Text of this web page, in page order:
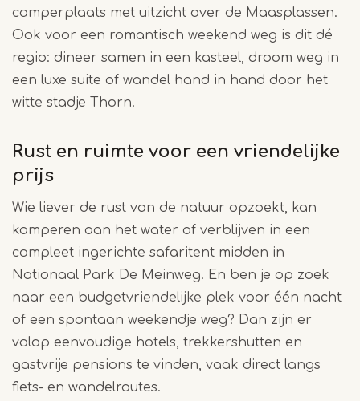
camperplaats met uitzicht over de Maasplassen.
Ook voor een romantisch weekend weg is dit dé
regio: dineer samen in een kasteel, droom weg in
een luxe suite of wandel hand in hand door het
witte stadje Thorn.
Rust en ruimte voor een vriendelijke
prijs
Wie liever de rust van de natuur opzoekt, kan
kamperen aan het water of verblijven in een
compleet ingerichte safaritent midden in
Nationaal Park De Meinweg. En ben je op zoek
naar een budgetvriendelijke plek voor één nacht
of een spontaan weekendje weg? Dan zijn er
volop eenvoudige hotels, trekkershutten en
gastvrije pensions te vinden, vaak direct langs
fiets- en wandelroutes.